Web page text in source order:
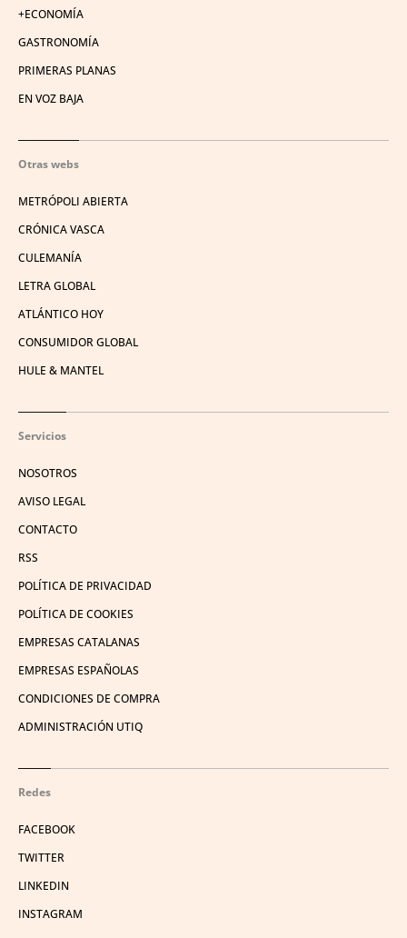
+ECONOMÍA
GASTRONOMÍA
PRIMERAS PLANAS
EN VOZ BAJA
Otras webs
METRÓPOLI ABIERTA
CRÓNICA VASCA
CULEMANÍA
LETRA GLOBAL
ATLÁNTICO HOY
CONSUMIDOR GLOBAL
HULE & MANTEL
Servicios
NOSOTROS
AVISO LEGAL
CONTACTO
RSS
POLÍTICA DE PRIVACIDAD
POLÍTICA DE COOKIES
EMPRESAS CATALANAS
EMPRESAS ESPAÑOLAS
CONDICIONES DE COMPRA
ADMINISTRACIÓN UTIQ
Redes
FACEBOOK
TWITTER
LINKEDIN
INSTAGRAM